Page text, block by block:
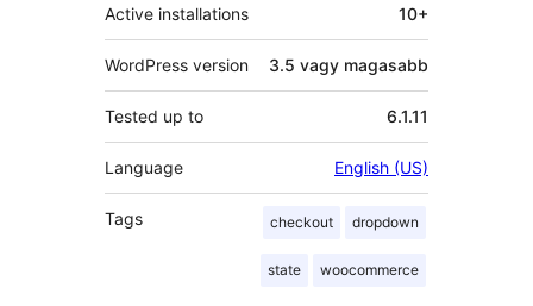
Active installations 10+
WordPress version 3.5 vagy magasabb
Tested up to 6.1.11
Language English (US)
Tags checkout dropdown
state woocommerce